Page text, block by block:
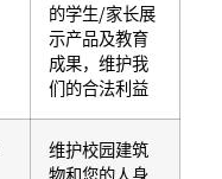
的学生/家长展
示产品及教育
成果，维护我
们的合法利益
维护校园建筑
物和您的人身